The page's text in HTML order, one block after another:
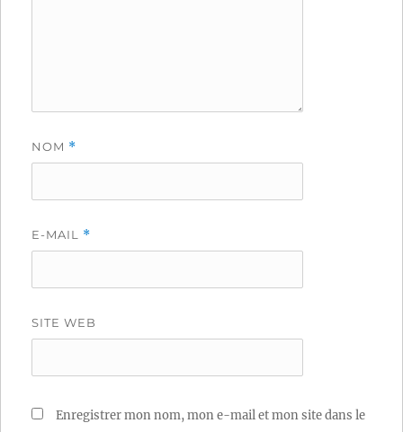
NOM *
E-MAIL *
SITE WEB
Enregistrer mon nom, mon e-mail et mon site dans le